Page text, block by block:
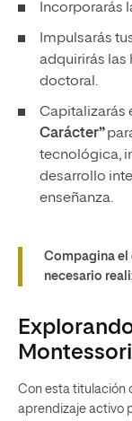
Incorporarás
Impulsarás
adquirirás las
doctoral.
Capitalizarás
Carácter”
tecnológica,
desarrollo
enseñanza.
Compagina el
necesario
Con esta titulación
aprendizaje activo